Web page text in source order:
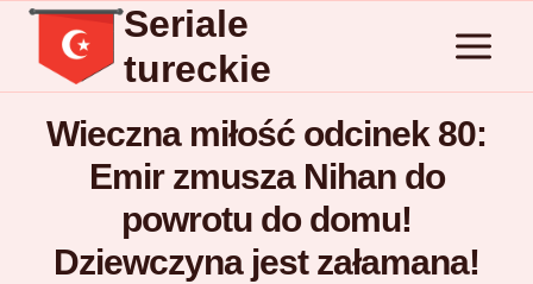
Przejdź
treści
Seriale
tureckie
Wieczna miłość odcinek 80:
Emir zmusza Nihan do
powrotu do domu!
Dziewczyna jest załamana!